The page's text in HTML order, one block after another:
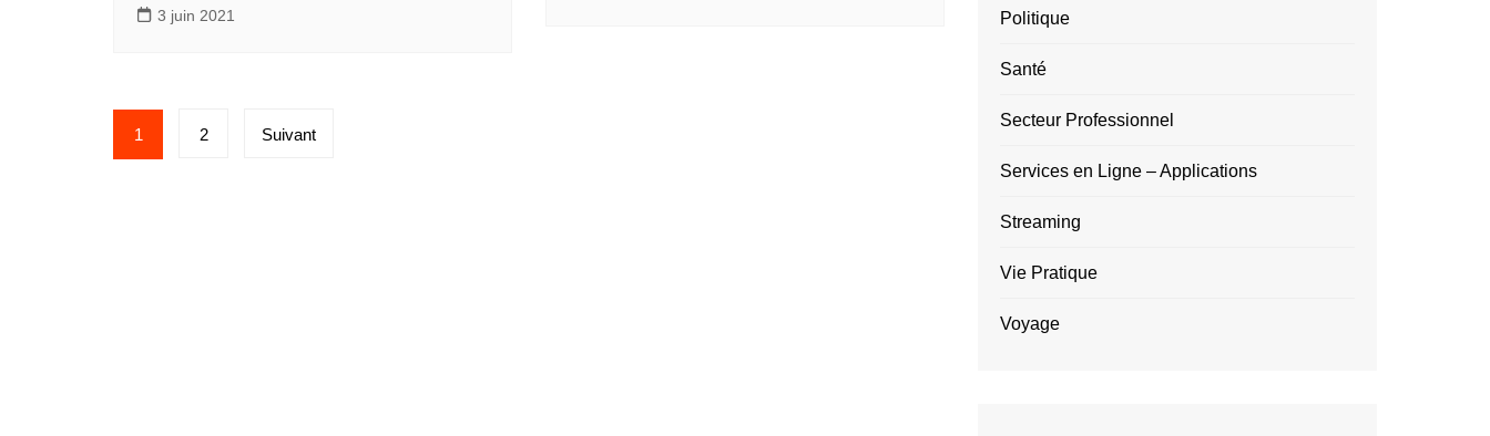
3 juin 2021
Pagination
des
1 2 Suivant
Politique
Santé
Secteur Professionnel
Services en Ligne – Applications
Streaming
Vie Pratique
Voyage